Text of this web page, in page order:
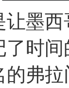
墨
时
弗